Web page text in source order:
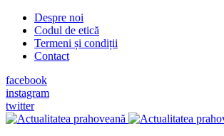
Despre noi
Codul de etică
Termeni și condiții
Contact
facebook
instagram
twitter